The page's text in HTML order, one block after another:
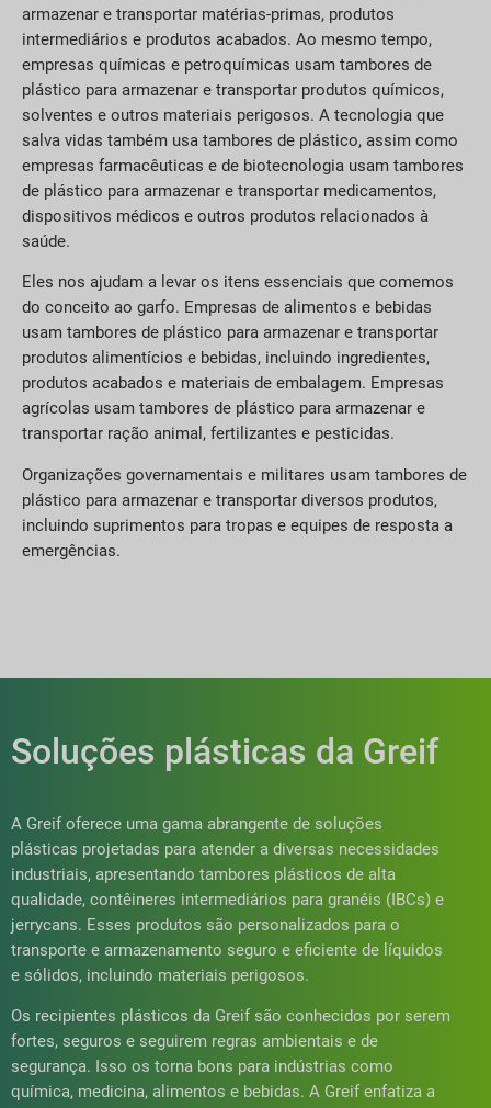
armazenar e transportar matérias-primas, produtos
intermediários e produtos acabados. Ao mesmo tempo,
empresas químicas e petroquímicas usam tambores de
plástico para armazenar e transportar produtos químicos,
solventes e outros materiais perigosos. A tecnologia que
salva vidas também usa tambores de plástico, assim como
empresas farmacêuticas e de biotecnologia usam tambores
de plástico para armazenar e transportar medicamentos,
dispositivos médicos e outros produtos relacionados à
saúde.
Eles nos ajudam a levar os itens essenciais que comemos
do conceito ao garfo. Empresas de alimentos e bebidas
usam tambores de plástico para armazenar e transportar
produtos alimentícios e bebidas, incluindo ingredientes,
produtos acabados e materiais de embalagem. Empresas
agrícolas usam tambores de plástico para armazenar e
transportar ração animal, fertilizantes e pesticidas.
Organizações governamentais e militares usam tambores de
plástico para armazenar e transportar diversos produtos,
incluindo suprimentos para tropas e equipes de resposta a
emergências.
Soluções plásticas da Greif
A Greif oferece uma gama abrangente de soluções
plásticas projetadas para atender a diversas necessidades
industriais, apresentando tambores plásticos de alta
qualidade, contêineres intermediários para granéis (IBCs) e
jerrycans. Esses produtos são personalizados para o
transporte e armazenamento seguro e eficiente de líquidos
e sólidos, incluindo materiais perigosos.
Os recipientes plásticos da Greif são conhecidos por serem
fortes, seguros e seguirem regras ambientais e de
segurança. Isso os torna bons para indústrias como
química, medicina, alimentos e bebidas. A Greif enfatiza a